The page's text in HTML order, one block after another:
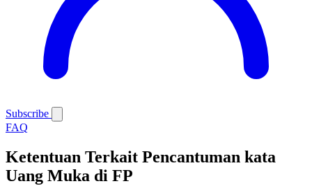
Subscribe
FAQ
Ketentuan Terkait Pencantuman kata
Uang Muka di FP